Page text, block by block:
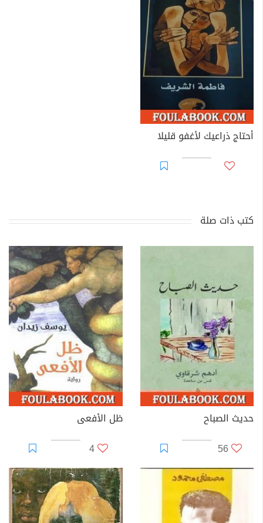
أحتاج ذراعيك لأغفو قليلا
كتب ذات صلة
حديث الصباح
56
ظل الأفعى
4